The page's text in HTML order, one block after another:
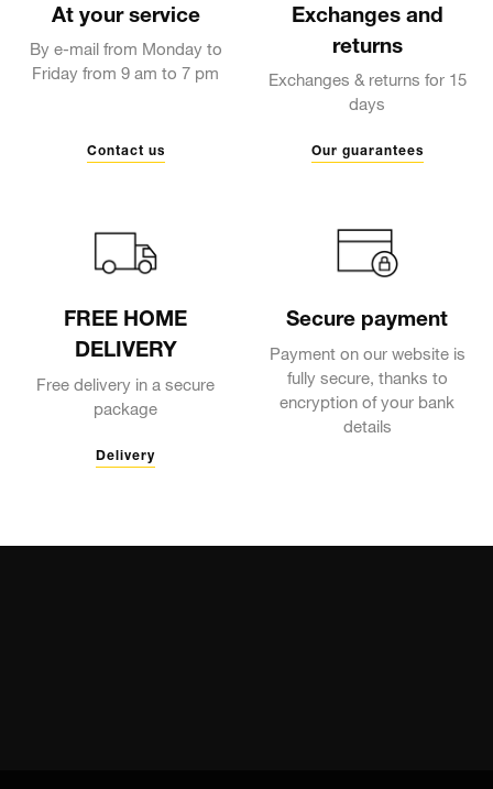
At your service
By e-mail from Monday to
Friday from 9 am to 7 pm
Contact us
Exchanges and
returns
Exchanges & returns for 15
days
Our guarantees
FREE HOME
DELIVERY
Free delivery in a secure
package
Delivery
Secure payment
Payment on our website is
fully secure, thanks to
encryption of your bank
details